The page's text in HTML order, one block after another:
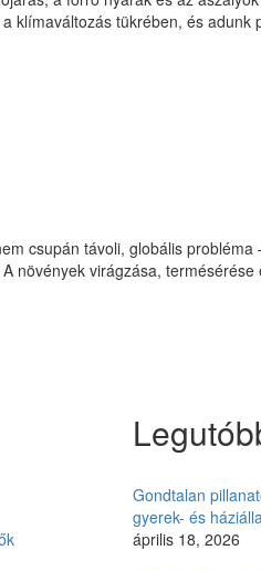
klímaváltozás tükrében, és adunk
csupán távoli, globális
növények virágzása,
Gondtalan
gyerek- és
április 18, 2026